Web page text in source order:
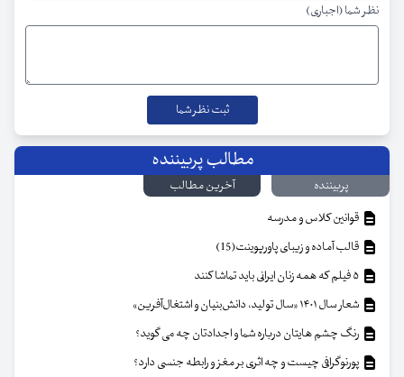
نظر شما (اجباری)
مطالب پربیننده
پربیننده
آخرین مطالب
قوانین کلاس و مدرسه
قالب آماده و زیبای پاورپوینت(15)
شعار سال ۱۴۰۱ «سال تولید، دانش‌بنیان و اشتغال‌آفرین»
رنگ چشم هایتان درباره شما و اجدادتان چه می گوید؟
پورنوگرافی چیست و چه اثری بر مغز و رابطه جنسی دارد؟